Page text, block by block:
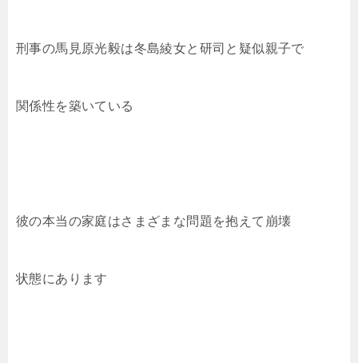
刑事の馬見原光毅は冬島綾女と研司と疑似親子で
関係性を築いている
彼の本当の家庭はさまざまな問題を抱えて崩壊
状態にあります